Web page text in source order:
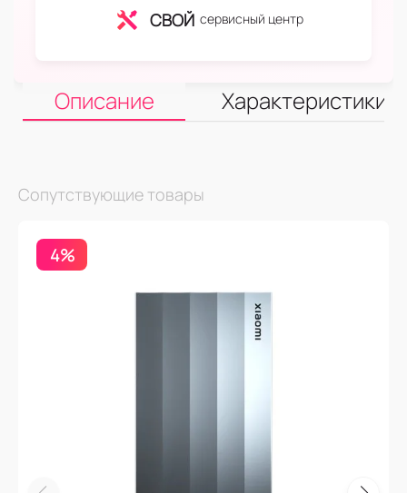
СВОЙ сервисный центр
Описание Характеристики
Сопутствующие товары
4%